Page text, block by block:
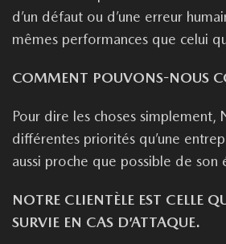
d’un défaut ou d’une erreur
mêmes performances que celui
COMMENT POUVONS-NOUS
Pour dire les choses simplement,
différentes priorités qu’une
aussi proche que possible de son
NOTRE CLIENTÈLE EST CELLE
SURVIE EN CAS D’ATTAQUE.